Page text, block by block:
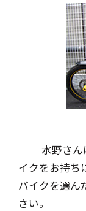
── 水野さん
イクをお持ち
バイクを選ん
さい。